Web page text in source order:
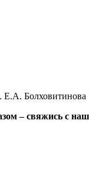
Е.А. Болховитинова
– свяжись с